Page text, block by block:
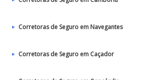
Corretoras de Seguro em Navegantes
Corretoras de Seguro em Caçador